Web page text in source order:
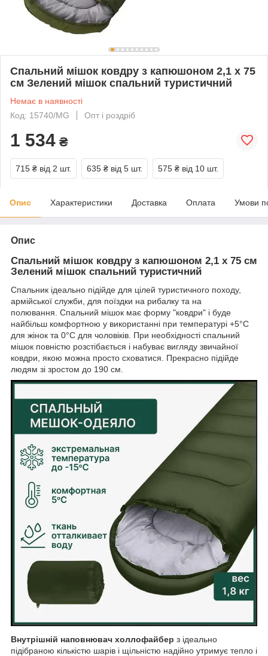
Спальний мішок ковдру з капюшоном 2,1 x 75
см Зелений мішок спальний туристичний
Немає в наявності
Код: 15740/MG
Опт і роздріб
1 534 ₴
715 ₴ від 2 шт. 635 ₴ від 5 шт. 575 ₴ від 10 шт.
Опис Характеристики Доставка Оплата Умови
Опис
Спальний мішок ковдру з капюшоном 2,1 x 75 см
Зелений мішок спальний туристичний
Спальник ідеально підійде для цілей туристичного походу,
армійської служби, для поїздки на рибалку та на
полювання. Спальний мішок має форму "ковдри" і буде
найбільш комфортною у використанні при температурі +5°С
для жінок та 0°С для чоловіків. При необхідності спальний
мішок повністю розстібається і набуває вигляду звичайної
ковдри, якою можна просто сховатися. Прекрасно підійде
людям зі зростом до 190 см.
Внутрішній наповнювач холлофайбер з ідеально
підібраною кількістю шарів і щільністю надійно утримує тепло і